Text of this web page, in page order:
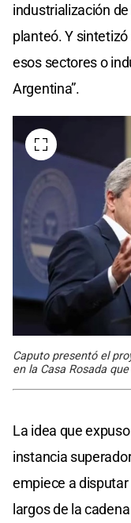
industrialización
planteó. Y
esos sectores o
Argentina”.
Caputo presentó el
en la Casa Rosada
La idea que
instancia
empiece a
largos de la